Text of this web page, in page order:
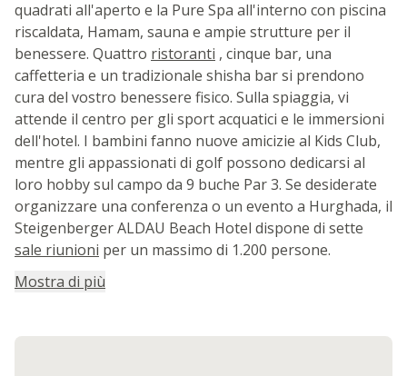
quadrati all'aperto e la Pure Spa all'interno con piscina
riscaldata, Hamam, sauna e ampie strutture per il
benessere. Quattro ristoranti , cinque bar, una
caffetteria e un tradizionale shisha bar si prendono
cura del vostro benessere fisico. Sulla spiaggia, vi
attende il centro per gli sport acquatici e le immersioni
dell'hotel. I bambini fanno nuove amicizie al Kids Club,
mentre gli appassionati di golf possono dedicarsi al
loro hobby sul campo da 9 buche Par 3. Se desiderate
organizzare una conferenza o un evento a Hurghada, il
Steigenberger ALDAU Beach Hotel dispone di sette
sale riunioni per un massimo di 1.200 persone.
Mostra di più